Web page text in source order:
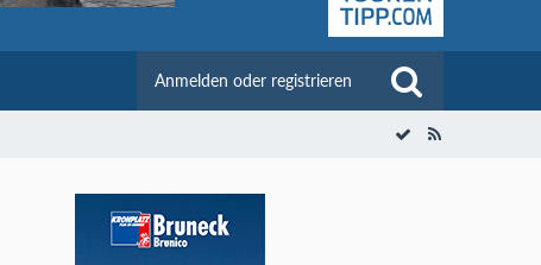
Anmelden oder registrieren